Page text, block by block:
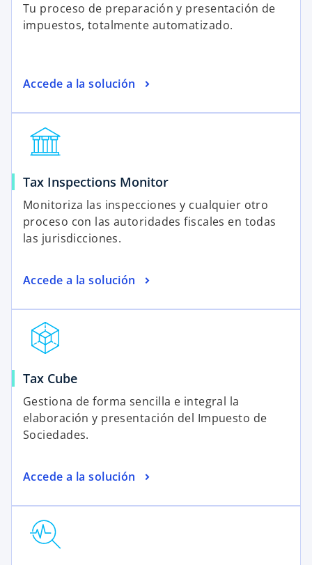
Tu proceso de preparación y presentación de
impuestos, totalmente automatizado.
Accede a la solución
Tax Inspections Monitor
Monitoriza las inspecciones y cualquier otro
proceso con las autoridades fiscales en todas
las jurisdicciones.
Accede a la solución
Tax Cube
Gestiona de forma sencilla e integral la
elaboración y presentación del Impuesto de
Sociedades.
Accede a la solución